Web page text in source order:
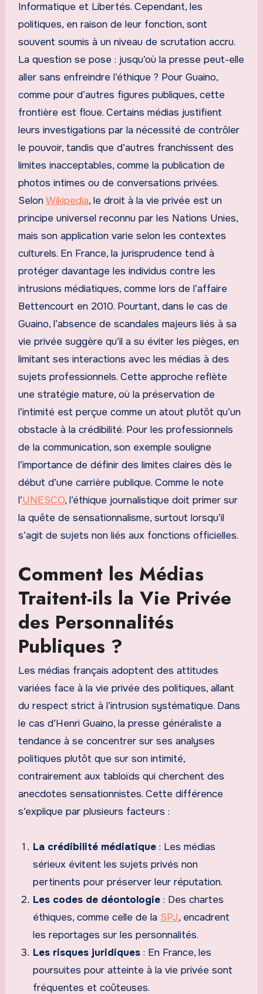
Informatique et Libertés. Cependant, les
politiques, en raison de leur fonction, sont
souvent soumis à un niveau de scrutation accru.
La question se pose : jusqu’où la presse peut-elle
aller sans enfreindre l’éthique ? Pour Guaino,
comme pour d’autres figures publiques, cette
frontière est floue. Certains médias justifient
leurs investigations par la nécessité de contrôler
le pouvoir, tandis que d’autres franchissent des
limites inacceptables, comme la publication de
photos intimes ou de conversations privées.
SelonWikipedia, le droit à la vie privée est un
principe universel reconnu par les Nations Unies,
mais son application varie selon les contextes
culturels. En France, la jurisprudence tend à
protéger davantage les individus contre les
intrusions médiatiques, comme lors de l’affaire
Bettencourt en 2010. Pourtant, dans le cas de
Guaino, l’absence de scandales majeurs liés à sa
vie privée suggère qu’il a su éviter les pièges, en
limitant ses interactions avec les médias à des
sujets professionnels. Cette approche reflète
une stratégie mature, où la préservation de
l’intimité est perçue comme un atout plutôt qu’un
obstacle à la crédibilité. Pour les professionnels
de la communication, son exemple souligne
l’importance de définir des limites claires dès le
début d’une carrière publique. Comme le note
l’UNESCO, l’éthique journalistique doit primer sur
la quête de sensationnalisme, surtout lorsqu’il
s’agit de sujets non liés aux fonctions officielles.
Comment les Médias
Traitent-ils la Vie Privée
des Personnalités
Publiques ?
Les médias français adoptent des attitudes
variées face à la vie privée des politiques, allant
du respect strict à l’intrusion systématique. Dans
le cas d’Henri Guaino, la presse généraliste a
tendance à se concentrer sur ses analyses
politiques plutôt que sur son intimité,
contrairement aux tabloïds qui cherchent des
anecdotes sensationnistes. Cette différence
s’explique par plusieurs facteurs :
La crédibilité médiatique : Les médias
sérieux évitent les sujets privés non
pertinents pour préserver leur réputation.
Les codes de déontologie : Des chartes
éthiques, comme celle de la SPJ, encadrent
les reportages sur les personnalités.
Les risques juridiques : En France, les
poursuites pour atteinte à la vie privée sont
fréquentes et coûteuses.